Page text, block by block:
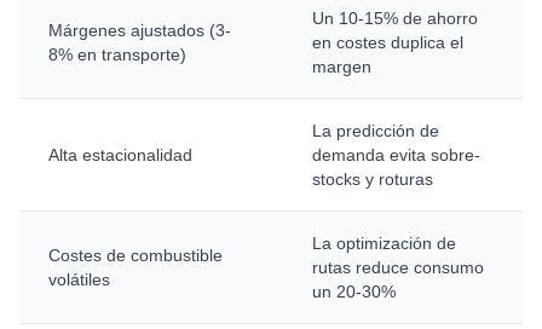
Márgenes ajustados (3-
8% en transporte)
Un 10-15% de ahorro
en costes duplica el
margen
Alta estacionalidad
La predicción de
demanda evita sobre-
stocks y roturas
Costes de combustible
volátiles
La optimización de
rutas reduce consumo
un 20-30%